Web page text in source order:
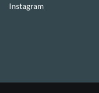
Instagram